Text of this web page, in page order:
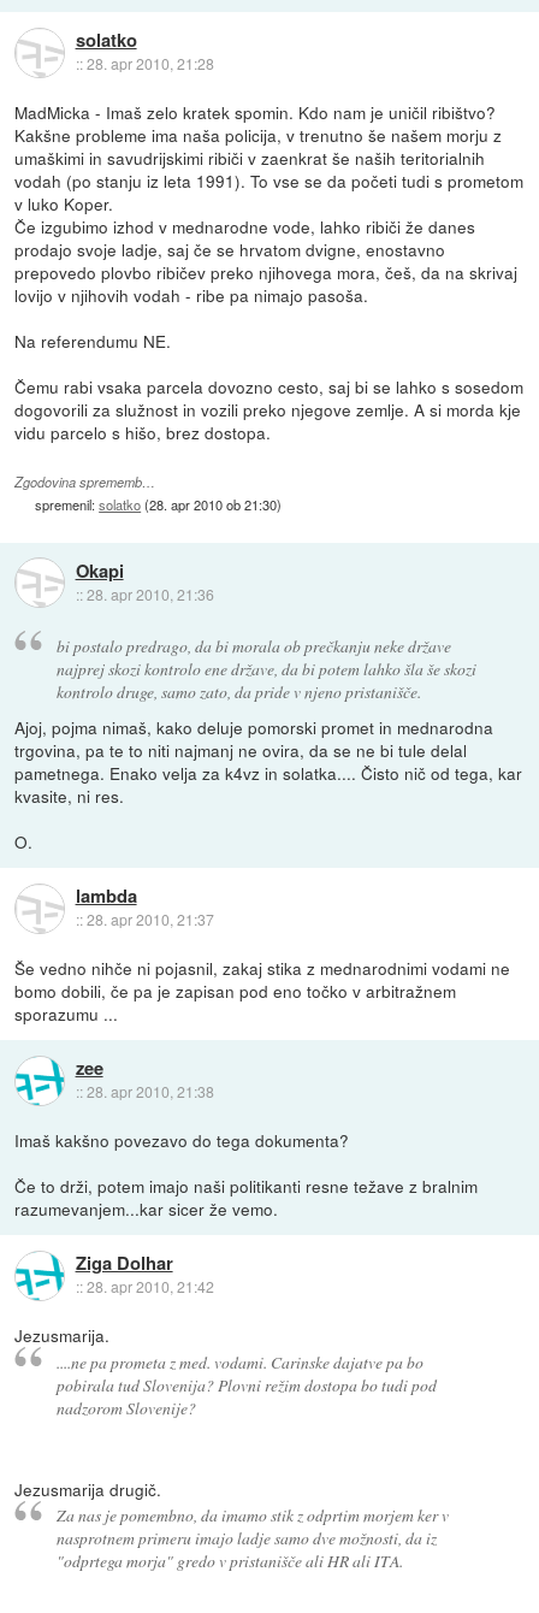
solatko
::28. apr 2010, 21:28
MadMicka - Imaš zelo kratek spomin. Kdo nam je uničil ribištvo?
Kakšne probleme ima naša policija, v trenutno še našem morju z
umaškimi in savudrijskimi ribiči v zaenkrat še naših teritorialnih
vodah (po stanju iz leta 1991). To vse se da početi tudi s prometom
v luko Koper.
Če izgubimo izhod v mednarodne vode, lahko ribiči že danes
prodajo svoje ladje, saj če se hrvatom dvigne, enostavno
prepovedo plovbo ribičev preko njihovega mora, češ, da na skrivaj
lovijo v njihovih vodah - ribe pa nimajo pasoša.
Na referendumu NE.
Čemu rabi vsaka parcela dovozno cesto, saj bi se lahko s sosedom
dogovorili za služnost in vozili preko njegove zemlje. A si morda kje
vidu parcelo s hišo, brez dostopa.
Zgodovina sprememb…
spremenil:solatko(28. apr 2010 ob 21:30)
Okapi
::28. apr 2010, 21:36
bi postalo predrago, da bi morala ob prečkanju neke države
najprej skozi kontrolo ene države, da bi potem lahko šla še skozi
kontrolo druge, samo zato, da pride v njeno pristanišče.
Ajoj, pojma nimaš, kako deluje pomorski promet in mednarodna
trgovina, pa te to niti najmanj ne ovira, da se ne bi tule delal
pametnega. Enako velja za k4vz in solatka.... Čisto nič od tega, kar
kvasite, ni res.
O.
lambda
::28. apr 2010, 21:37
Še vedno nihče ni pojasnil, zakaj stika z mednarodnimi vodami ne
bomo dobili, če pa je zapisan pod eno točko v arbitražnem
sporazumu ...
zee
::28. apr 2010, 21:38
Imaš kakšno povezavo do tega dokumenta?
Če to drži, potem imajo naši politikanti resne težave z bralnim
razumevanjem...kar sicer že vemo.
Ziga Dolhar
::28. apr 2010, 21:42
Jezusmarija.
....ne pa prometa z med. vodami. Carinske dajatve pa bo
pobirala tud Slovenija? Plovni režim dostopa bo tudi pod
nadzorom Slovenije?
Jezusmarija drugič.
Za nas je pomembno, da imamo stik z odprtim morjem ker v
nasprotnem primeru imajo ladje samo dve možnosti, da iz
"odprtega morja" gredo v pristanišče ali HR ali ITA.